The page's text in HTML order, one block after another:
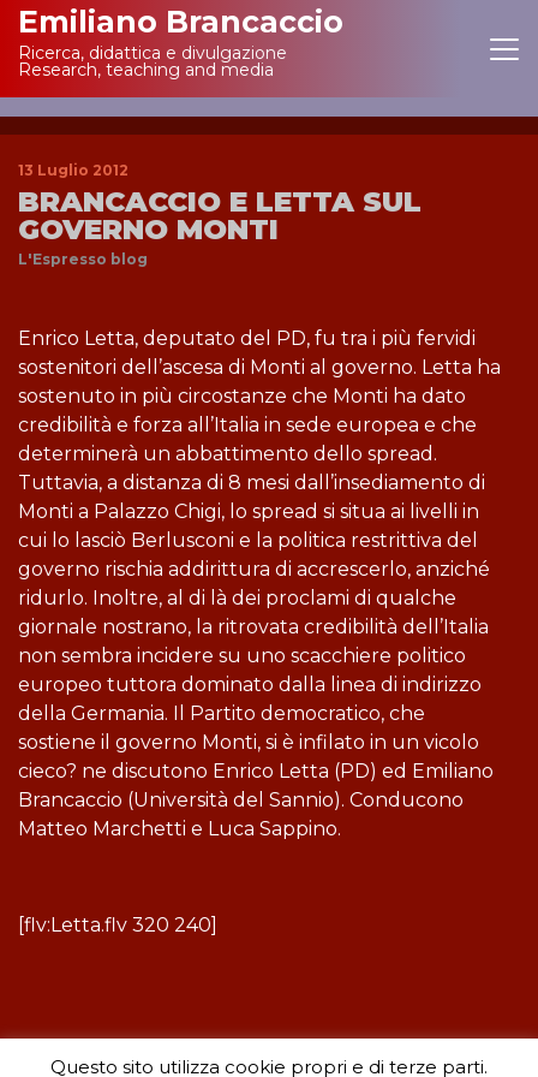
Main Navigation
Emiliano Brancaccio
Ricerca, didattica e divulgazione
Research, teaching and media
13 Luglio 2012
BRANCACCIO E LETTA SUL
GOVERNO MONTI
L'Espresso blog
Enrico Letta, deputato del PD, fu tra i più fervidi
sostenitori dell’ascesa di Monti al governo. Letta ha
sostenuto in più circostanze che Monti ha dato
credibilità e forza all’Italia in sede europea e che
determinerà un abbattimento dello spread.
Tuttavia, a distanza di 8 mesi dall’insediamento di
Monti a Palazzo Chigi, lo spread si situa ai livelli in
cui lo lasciò Berlusconi e la politica restrittiva del
governo rischia addirittura di accrescerlo, anziché
ridurlo. Inoltre, al di là dei proclami di qualche
giornale nostrano, la ritrovata credibilità dell’Italia
non sembra incidere su uno scacchiere politico
europeo tuttora dominato dalla linea di indirizzo
della Germania. Il Partito democratico, che
sostiene il governo Monti, si è infilato in un vicolo
cieco? ne discutono Enrico Letta (PD) ed Emiliano
Brancaccio (Università del Sannio). Conducono
Matteo Marchetti e Luca Sappino.
[flv:Letta.flv 320 240]
Questo sito utilizza cookie propri e di terze parti.